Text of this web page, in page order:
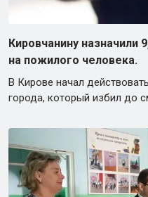
Кировчанину назначили
на пожилого человека.
В Кирове начал
города, который избил до